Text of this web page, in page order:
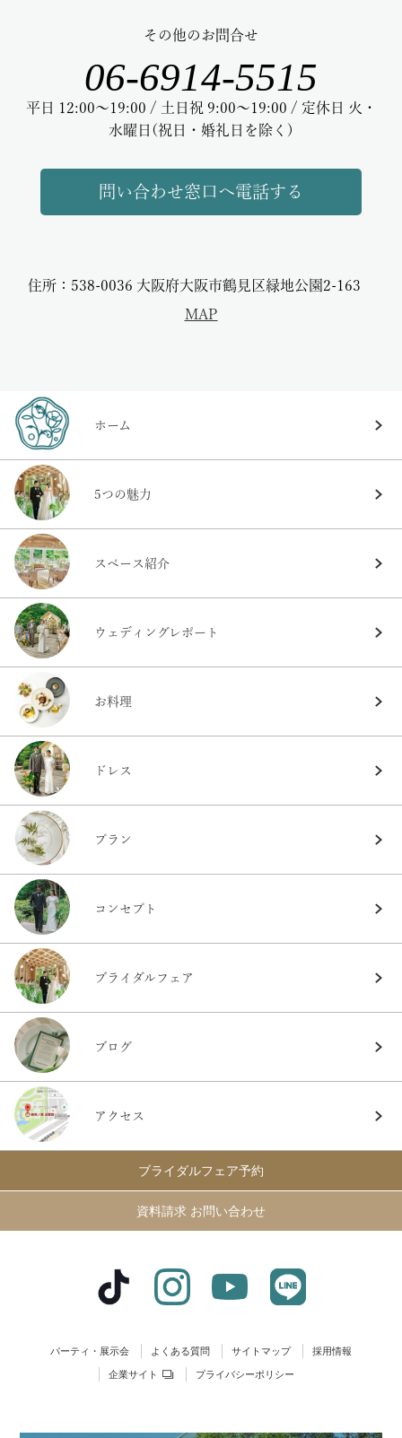
その他のお問合せ
06-6914-5515
平日 12:00～19:00 / 土日祝 9:00～19:00 / 定休日 火・
水曜日(祝日・婚礼日を除く)
問い合わせ窓口へ電話する
住所：538-0036 大阪府大阪市鶴見区緑地公園2-163
MAP
ホーム
5つの魅力
スペース紹介
ウェディングレポート
お料理
ドレス
プラン
コンセプト
ブライダルフェア
ブログ
アクセス
ブライダルフェア予約
資料請求 お問い合わせ
パーティ・展示会 よくある質問 サイトマップ 採用情報
企業サイト プライバシーポリシー